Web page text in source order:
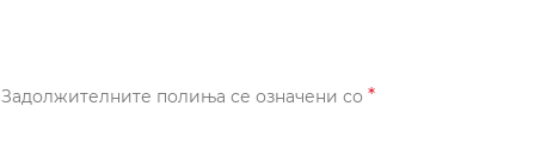
Задолжителните полиња се означени со *